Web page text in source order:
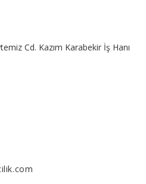
Cd. Kazım Karabekir İş Hanı